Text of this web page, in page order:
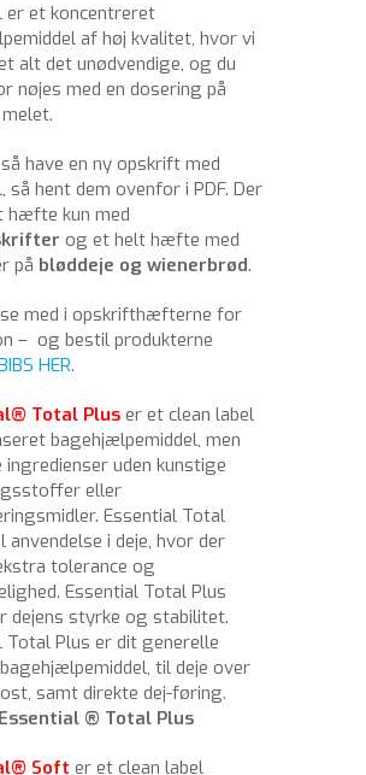
er et koncentreret
af høj kvalitet, hvor vi
alt det unødvendige, og du
nøjes med en dosering på
have en ny opskrift med
så hent dem ovenfor i PDF. Der
hæfte kun med
og et helt hæfte med
på bløddeje og wienerbrød.
med i opskrifthæfterne for
– og bestil produkterne
HER.
Total Plus er et clean label
bagehjælpemiddel, men
uden kunstige
eller
Essential Total
anvendelse i deje, hvor der
tolerance og
Essential Total Plus
dejens styrke og stabilitet.
Total Plus er dit generelle
til deje over
samt direkte dej-føring.
Essential ® Total Plus
Soft er et clean label